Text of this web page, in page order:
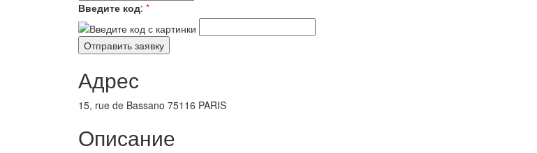
Введите код: *
Адрес
15, rue de Bassano 75116 PARIS
Описание